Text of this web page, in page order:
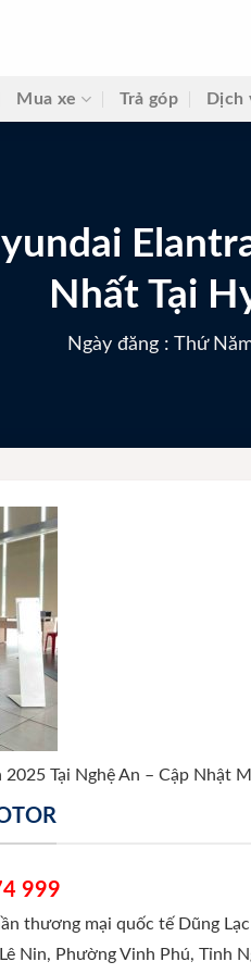
Mua xe Trả góp Dịch
Nhất Tại
Ngày đăng : Thứ
2025 Tại Nghệ An – Cập Nhật
999
thương mại quốc tế Dũng
Nin, Phường Vinh Phú, Tỉnh